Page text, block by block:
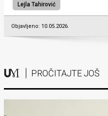
Lejla Tahirović
Objavljeno: 10.05.2026.
PROČITAJTE JOŠ